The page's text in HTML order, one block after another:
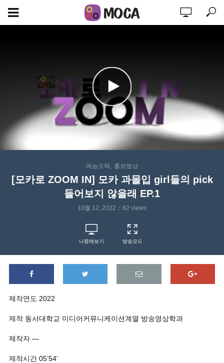
예능오락 홍보영상
[모카로 ZOOM IN] 모카 과몰입 girl들의 pick
들어보지 않을래 EP.1
10월 12, 2022 82 views
나중에보기 방송모드
제작연도 2022
제작 동서대학교 미디어커뮤니케이션계열 방송영상학과
제작자 —
제작시간 05’54’